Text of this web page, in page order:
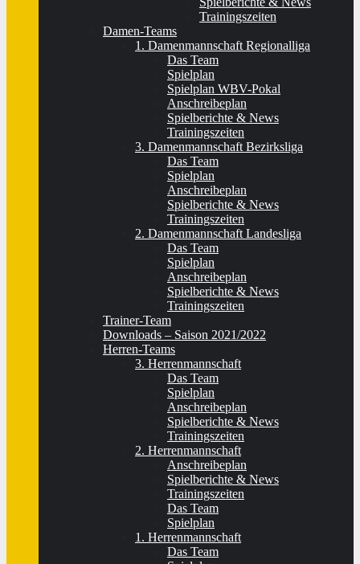
Trainingszeiten
Damen-Teams
1. Damenmannschaft Regionalliga
Das Team
Spielplan
Spielplan WBV-Pokal
Anschreibeplan
Spielberichte & News
Trainingszeiten
3. Damenmannschaft Bezirksliga
Das Team
Spielplan
Anschreibeplan
Spielberichte & News
Trainingszeiten
2. Damenmannschaft Landesliga
Das Team
Spielplan
Anschreibeplan
Spielberichte & News
Trainingszeiten
Trainer-Team
Downloads – Saison 2021/2022
Herren-Teams
3. Herrenmannschaft
Das Team
Spielplan
Anschreibeplan
Spielberichte & News
Trainingszeiten
2. Herrenmannschaft
Anschreibeplan
Spielberichte & News
Trainingszeiten
Das Team
Spielplan
1. Herrenmannschaft
Das Team